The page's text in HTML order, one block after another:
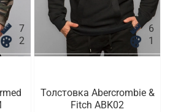
7
2
6
1
Толстовка Abercrombie &
Fitch ABK02